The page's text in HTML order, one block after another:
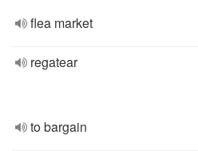
flea market
regatear
to bargain